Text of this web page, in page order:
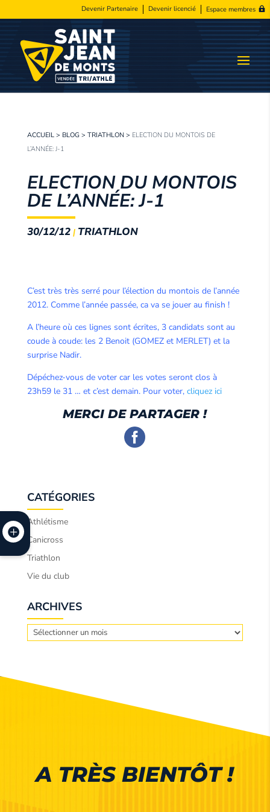
Devenir Partenaire Devenir licencié Espace membres
ACCUEIL> BLOG > TRIATHLON> ELECTION DU MONTOIS DE
L’ANNÉE: J-1
ELECTION DU MONTOIS
DE L’ANNÉE: J-1
30/12/12| TRIATHLON
C’est très très serré pour l’élection du montois de l’année
2012. Comme l’année passée, ca va se jouer au finish !
A l’heure où ces lignes sont écrites, 3 candidats sont au
coude à coude: les 2 Benoit (GOMEZ et MERLET) et la
surprise Nadir.
Dépéchez-vous de voter car les votes seront clos à
23h59 le 31 … et c’est demain. Pour voter, cliquez ici
MERCI DE PARTAGER !
CATÉGORIES
Athlétisme
Canicross
Triathlon
Vie du club
ARCHIVES
Archives
A TRÈS BIENTÔT !